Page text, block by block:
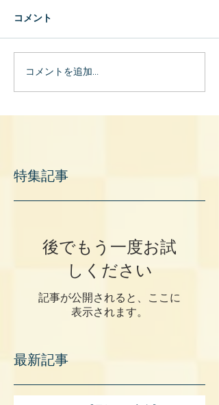
コメント
コメントを追加…
特集記事
後でもう一度お試
しください
記事が公開されると、ここに
表示されます。
最新記事